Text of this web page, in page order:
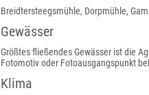
Breidtersteegsmühle, Dorpmühle,
Gewässer
Größtes fließendes Gewässer ist die
Fotomotiv oder Fotoausgangspunkt
Klima